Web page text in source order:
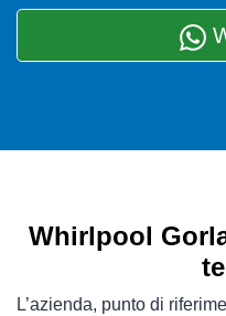
Whirlpool
L’azienda, punto di